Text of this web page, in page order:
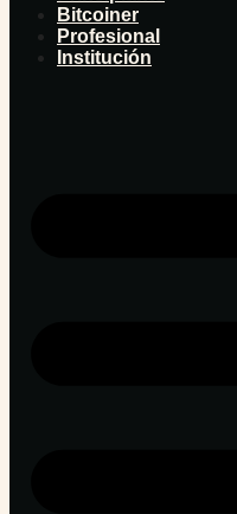
Bitcoiner
Profesional
Institución